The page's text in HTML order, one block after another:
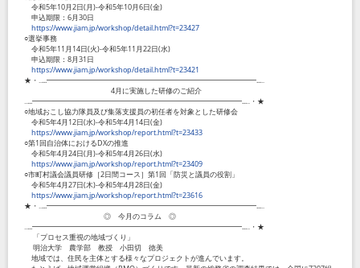
令和5年10月2日(月)-令和5年10月6日(金)
申込期限：6月30日
https://www.jiam.jp/workshop/detail.html?t=23427
○選挙事務
令和5年11月14日(火)-令和5年11月22日(水)
申込期限：8月31日
https://www.jiam.jp/workshop/detail.html?t=23421
★・‥...━━━━━━━━━━━━━━━━━━━━━━━━━━━━━...‥
4月に実施した研修のご紹介
‥...━━━━━━━━━━━━━━━━━━━━━━━━━━━━━...‥・★
○地域おこし協力隊員及び集落支援員の初任者を対象とした研修会
令和5年4月12日(水)-令和5年4月14日(金)
https://www.jiam.jp/workshop/report.html?t=23433
○第1回自治体におけるDXの推進
令和5年4月24日(月)-令和5年4月26日(水)
https://www.jiam.jp/workshop/report.html?t=23409
○市町村議会議員研修［2日間コース］第1回「防災と議員の役割」
令和5年4月27日(木)-令和5年4月28日(金)
https://www.jiam.jp/workshop/report.html?t=23616
★・‥...━━━━━━━━━━━━━━━━━━━━━━━━━━━━━...‥
◎ 今月のコラム ◎
‥...━━━━━━━━━━━━━━━━━━━━━━━━━━━━━...‥・★
「プロセス重視の地域づくり」
明治大学 農学部 教授 小田切 徳美
地域では、住民を主体とする様々なプロジェクトが進んでいます。